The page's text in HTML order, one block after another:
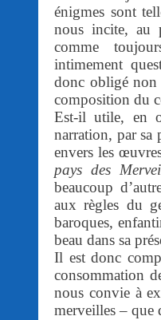
énigmes sont
nous incite, au
comme
intimement
donc obligé non
composition du
Est-il utile, en
narration, par sa
envers les
pays des
beaucoup
aux règles du
baroques,
beau dans sa
Il est donc
consommation
nous convie à
merveilles – que